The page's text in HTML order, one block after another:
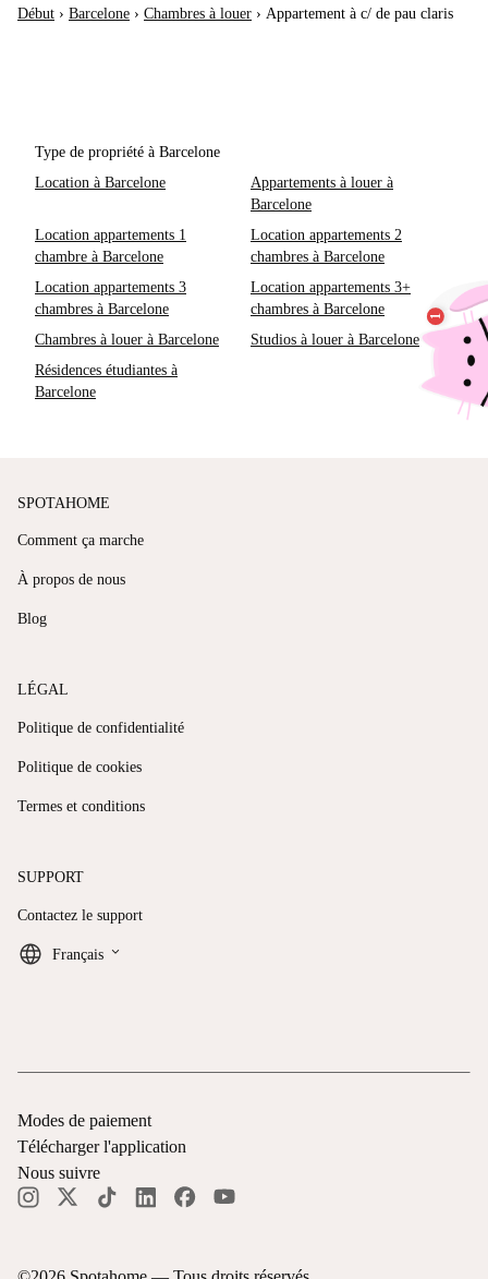
Début › Barcelone › Chambres à louer › Appartement à c/ de pau claris
Type de propriété à Barcelone
Location à Barcelone
Appartements à louer à
Barcelone
Location appartements 1
chambre à Barcelone
Location appartements 2
chambres à Barcelone
Location appartements 3
chambres à Barcelone
Location appartements 3+
chambres à Barcelone
Chambres à louer à Barcelone
Studios à louer à Barcelone
Résidences étudiantes à
Barcelone
SPOTAHOME
Comment ça marche
À propos de nous
Blog
LÉGAL
Politique de confidentialité
Politique de cookies
Termes et conditions
SUPPORT
Contactez le support
Français keyboard_arrow_down
Modes de paiement
Télécharger l'application
Nous suivre